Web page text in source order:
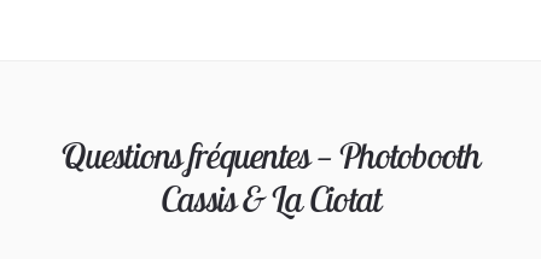
Questions fréquentes — Photobooth
Cassis & La Ciotat